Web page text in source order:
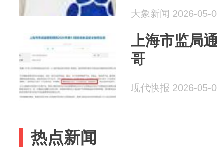
查处置
大象新闻 2026-05-
上海市监局
哥
现代快报 2026-05-
热点新闻